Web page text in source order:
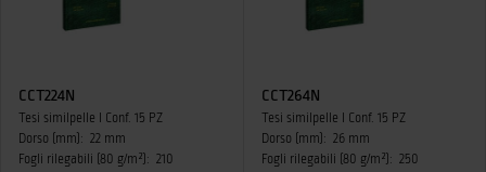
CCT224N
Tesi similpelle I Conf. 15 PZ
Dorso (mm): 22 mm
Fogli rilegabili (80 g/m²): 210
CCT264N
Tesi similpelle I Conf. 15 PZ
Dorso (mm): 26 mm
Fogli rilegabili (80 g/m²): 250